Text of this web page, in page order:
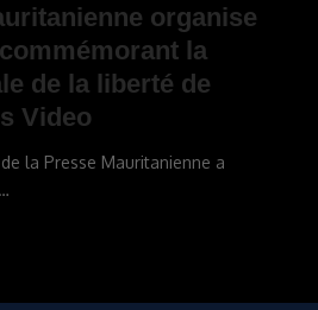
organise
la
de la liberté de
Video
la Presse Mauritanienne a